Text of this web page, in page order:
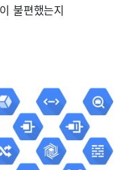
불편했는지